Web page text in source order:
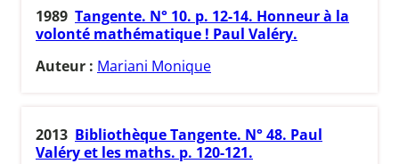
1989 Tangente. N° 10. p. 12-14. Honneur à la
volonté mathématique ! Paul Valéry.
Auteur : Mariani Monique
2013 Bibliothèque Tangente. N° 48. Paul
Valéry et les maths. p. 120-121.